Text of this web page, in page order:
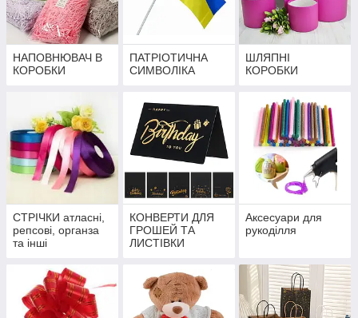
НАПОВНЮВАЧ В
КОРОБКИ
ПАТРІОТИЧНА
СИМВОЛІКА
ШЛЯПНІ
КОРОБКИ
СТРІЧКИ атласні,
репсові, органза
та інші
КОНВЕРТИ ДЛЯ
ГРОШЕЙ ТА
ЛИСТІВКИ
Аксесуари для
рукоділля